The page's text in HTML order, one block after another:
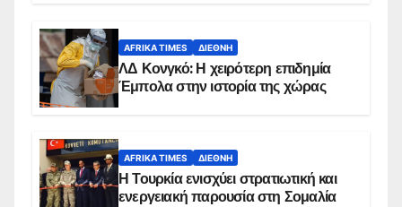
AFRIKA TIMES ΔΙΕΘΝΉ
ΛΔ Κονγκό: Η χειρότερη επιδημία
Έμπολα στην ιστορία της χώρας
AFRIKA TIMES ΔΙΕΘΝΉ
Η Τουρκία ενισχύει στρατιωτική και
ενεργειακή παρουσία στη Σομαλία